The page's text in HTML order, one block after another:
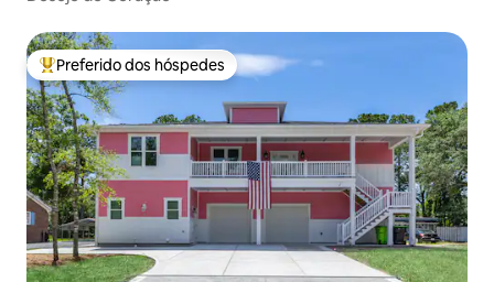
Entre os melhores preferidos dos hóspedes
Preferido dos hóspedes